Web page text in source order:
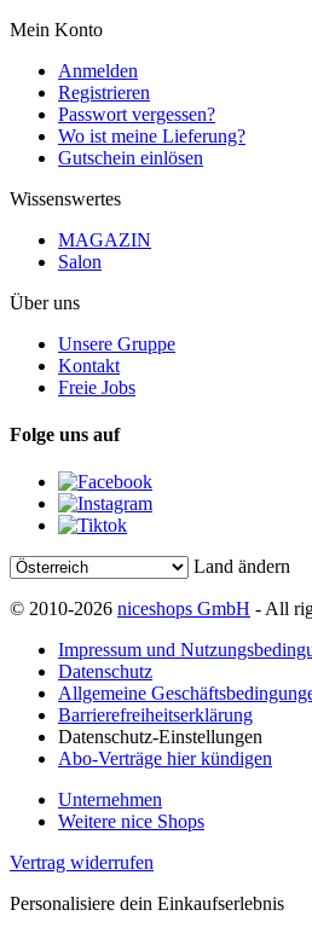
Mein Konto
Anmelden
Registrieren
Passwort vergessen?
Wo ist meine Lieferung?
Gutschein einlösen
Wissenswertes
MAGAZIN
Salon
Über uns
Unsere Gruppe
Kontakt
Freie Jobs
Folge uns auf
Land ändern
© 2010-2026 niceshops GmbH - All
Impressum und
Datenschutz
Allgemeine
Barrierefreiheitserklärung
Datenschutz-Einstellungen
Abo-Verträge hier kündigen
Unternehmen
Weitere nice Shops
Vertrag widerrufen
Personalisiere dein Einkaufserlebnis